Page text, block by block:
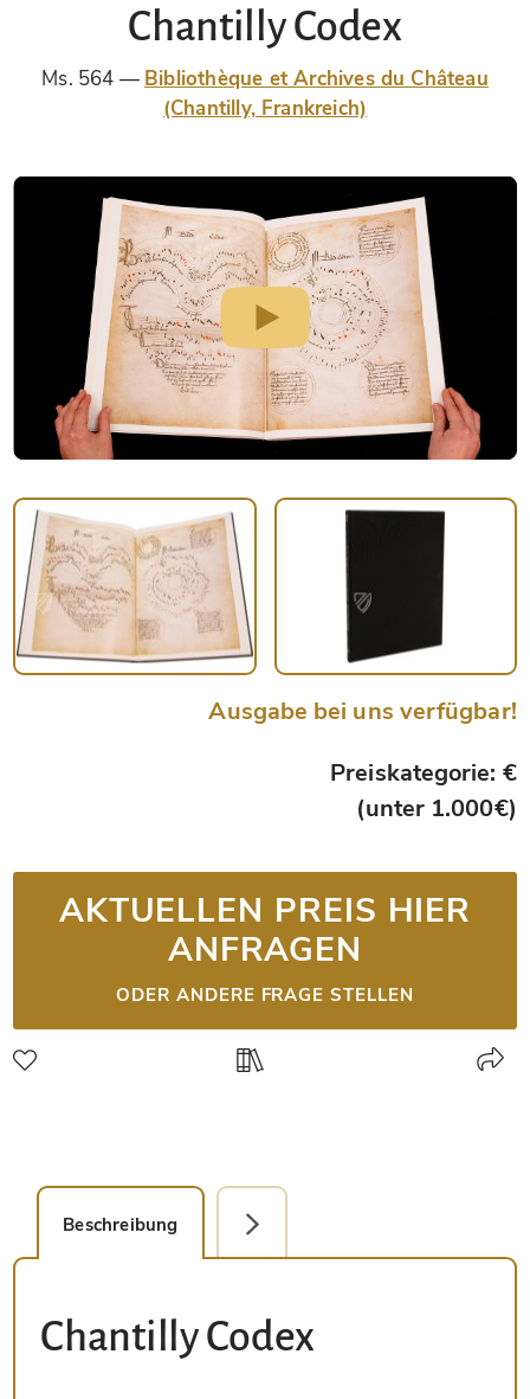
Chantilly Codex
Ms. 564
Bibliothèque et Archives du Château
(Chantilly, Frankreich)
Ausgabe bei uns verfügbar!
Preiskategorie: €
(unter 1.000€)
AKTUELLEN PREIS HIER
ANFRAGEN
ODER ANDERE FRAGE STELLEN
Beschreibung Faksimile-Editionen (1)
Chantilly Codex